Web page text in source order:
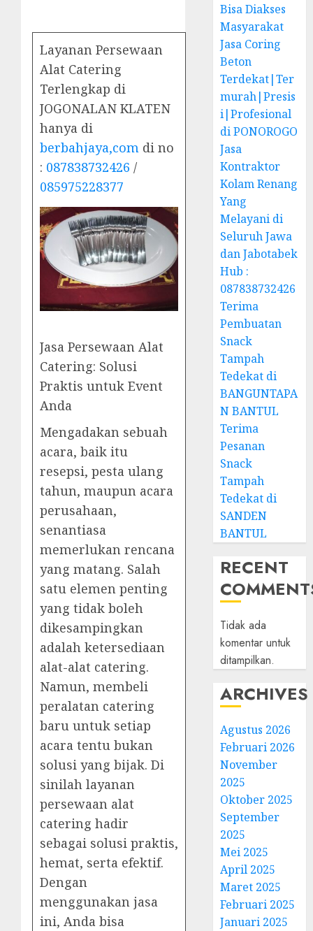
Layanan Persewaan
Alat Catering
Terlengkap di
JOGONALAN KLATEN
hanya di
berbahjaya,com di no
: 087838732426 /
085975228377
Jasa Persewaan Alat
Catering: Solusi
Praktis untuk Event
Anda
Mengadakan sebuah
acara, baik itu
resepsi, pesta ulang
tahun, maupun acara
perusahaan,
senantiasa
memerlukan rencana
yang matang. Salah
satu elemen penting
yang tidak boleh
dikesampingkan
adalah ketersediaan
alat-alat catering.
Namun, membeli
peralatan catering
baru untuk setiap
acara tentu bukan
solusi yang bijak. Di
sinilah layanan
persewaan alat
catering hadir
sebagai solusi praktis,
hemat, serta efektif.
Dengan
menggunakan jasa
ini, Anda bisa
Bisa Diakses
Masyarakat
Jasa Coring
Beton
Terdekat|Ter
murah|Presis
i|Profesional
di PONOROGO
Jasa
Kontraktor
Kolam Renang
Yang
Melayani di
Seluruh Jawa
dan Jabotabek
Hub :
087838732426
Terima
Pembuatan
Snack
Tampah
Tedekat di
BANGUNTAPA
N BANTUL
Terima
Pesanan
Snack
Tampah
Tedekat di
SANDEN
BANTUL
RECENT
Tidak ada
komentar untuk
ditampilkan.
ARCHIVES
Agustus 2026
Februari 2026
November
2025
Oktober 2025
September
2025
Mei 2025
April 2025
Maret 2025
Februari 2025
Januari 2025